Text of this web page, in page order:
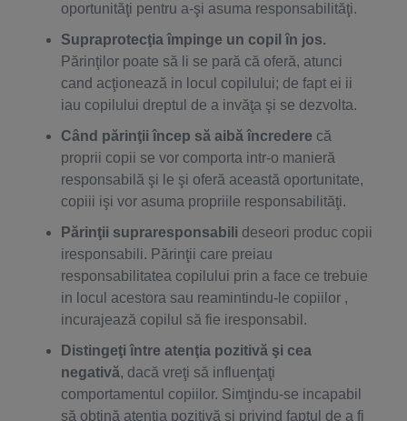
oportunităţi pentru a-şi asuma responsabilităţi.
Supraprotecţia împinge un copil în jos.
Părinţilor poate să li se pară că oferă, atunci
cand acţionează in locul copilului; de fapt ei ii
iau copilului dreptul de a invăţa şi se dezvolta.
Când părinţii încep să aibă încredere că
proprii copii se vor comporta intr-o manieră
responsabilă şi le şi oferă această oportunitate,
copiii işi vor asuma propriile responsabilităţi.
Părinţii supraresponsabili deseori produc copii
iresponsabili. Părinţii care preiau
responsabilitatea copilului prin a face ce trebuie
in locul acestora sau reamintindu-le copiilor ,
incurajează copilul să fie iresponsabil.
Distingeţi între atenţia pozitivă şi cea
negativă, dacă vreţi să influenţaţi
comportamentul copiilor. Simţindu-se incapabil
să obţină atenţia pozitivă şi privind faptul de a fi